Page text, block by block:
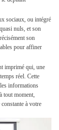
sociaux, ou intégré
nuls, et son
son
pour affiner
imprimé qui, une
réel. Cette
informations
tout moment,
à votre